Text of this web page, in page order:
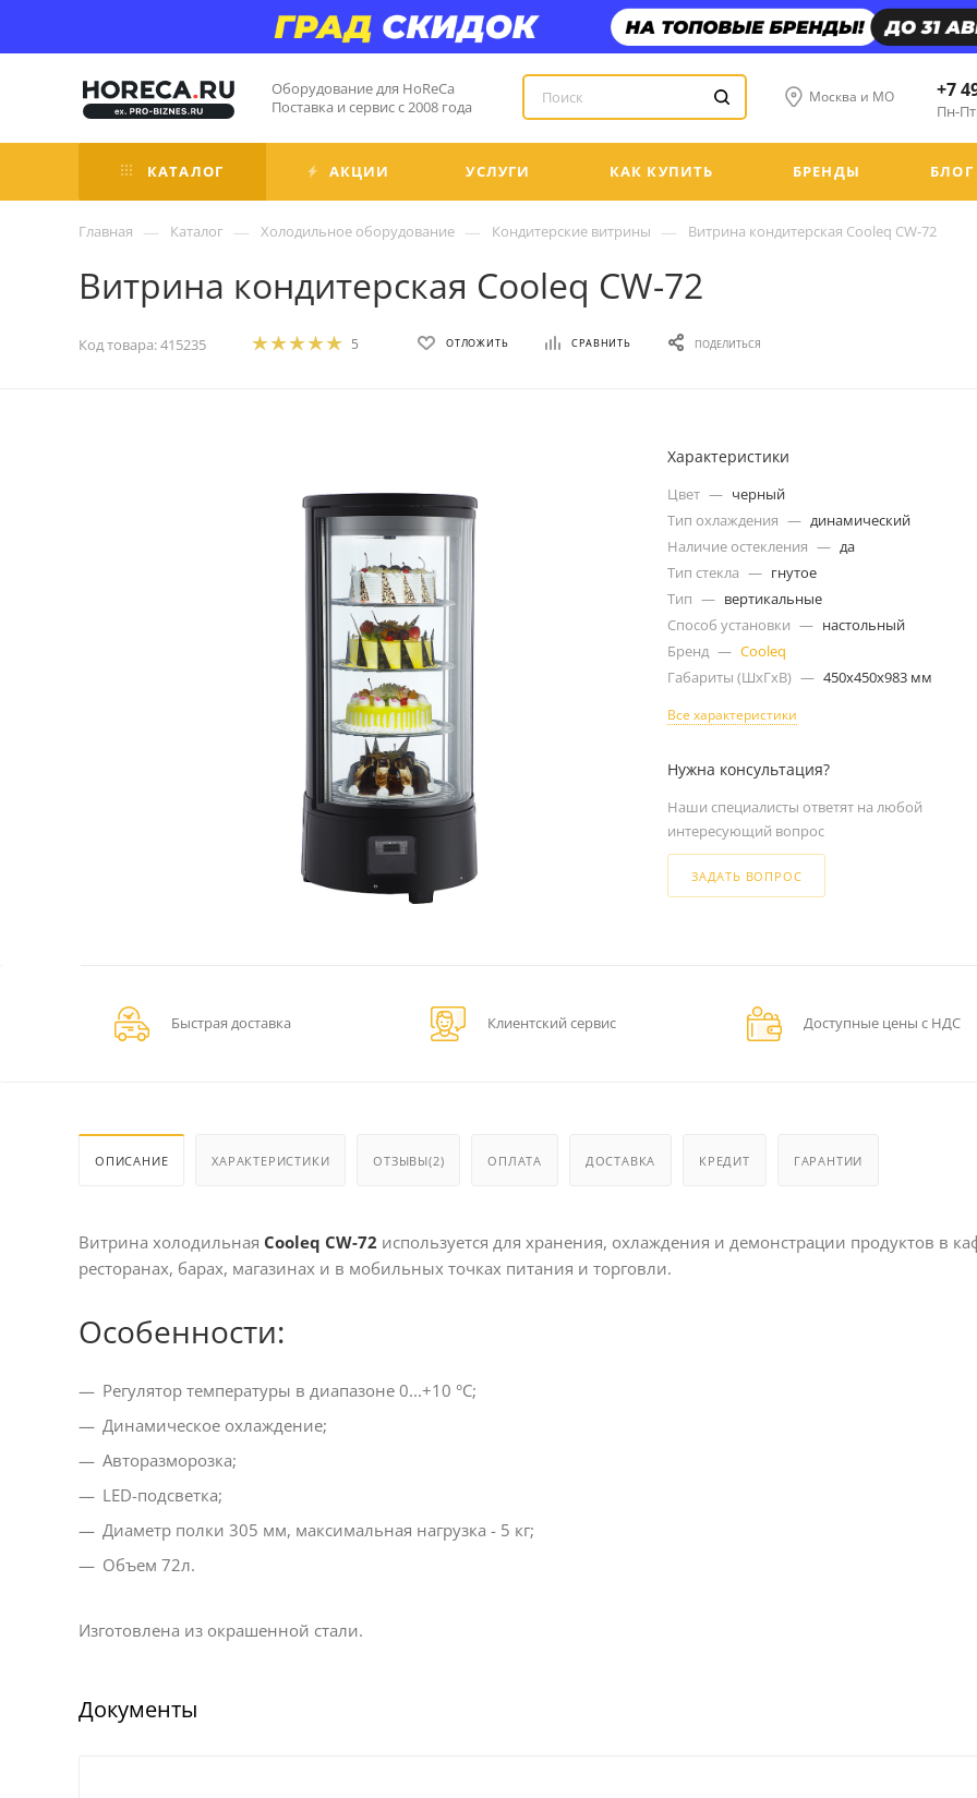
Оборудование для HoReCa
Поставка и сервис с 2008 года
Москва и МО +7
Пн-
КАТАЛОГ АКЦИИ УСЛУГИ КАК КУПИТЬ БРЕНДЫ БЛОГ
Главная — Каталог — Холодильное оборудование — Кондитерские витрины — Витрина кондитерская Cooleq CW-72
Витрина кондитерская Cooleq CW-72
Код товара:415235 5 ОТЛОЖИТЬ СРАВНИТЬ ПОДЕЛИТЬСЯ
Характеристики
Цвет — черный
Тип охлаждения — динамический
Наличие остекления — да
Тип стекла — гнутое
Тип — вертикальные
Способ установки — настольный
Бренд — Cooleq
Габариты (ШxГxВ) — 450x450x983 мм
Все характеристики
Нужна консультация?
Наши специалисты ответят на любой
интересующий вопрос
ЗАДАТЬ ВОПРОС
Быстрая доставка Клиентский сервис Доступные цены с НДС
ОПИСАНИЕ ХАРАКТЕРИСТИКИ ОТЗЫВЫ(2) ОПЛАТА ДОСТАВКА КРЕДИТ ГАРАНТИИ
Витрина холодильная Cooleq CW-72 используется для хранения, охлаждения и демонстрации продуктов в
ресторанах, барах, магазинах и в мобильных точках питания и торговли.
Особенности:
Регулятор температуры в диапазоне 0...+10 °С;
Динамическое охлаждение;
Авторазморозка;
LED-подсветка;
Диаметр полки 305 мм, максимальная нагрузка - 5 кг;
Объем 72л.
Изготовлена из окрашенной стали.
Документы